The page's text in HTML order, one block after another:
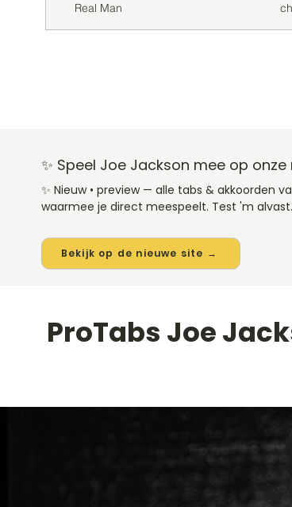
Real Man
✨ Speel Joe Jackson mee op
✨ Nieuw • preview — alle tabs & akkoorden
waarmee je direct meespeelt. Test 'm alvast.
Bekijk op de nieuwe site →
ProTabs Joe